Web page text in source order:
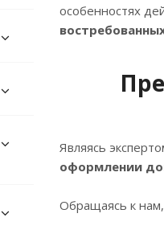
особенностях
Являясь
оформлении
Обращаясь к нам,